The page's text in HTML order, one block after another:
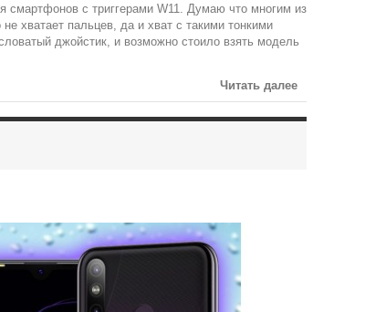
смартфонов с триггерами W11. Думаю что многим из
хватает пальцев, да и хват с такими тонкими
джойстик, и возможно стоило взять модель
Читать далее